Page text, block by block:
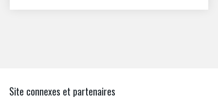
Site connexes et partenaires